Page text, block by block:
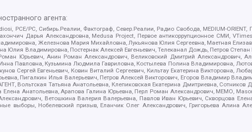
агента:
PCE/PC, Сибирь.Реалии, Фактограф, Север.Реалии, Радио Свобода, MEDIUM-ORIENT,
Дарья Александровна, Medusa Project, Первое антикоррупционное СМИ,
Железнова Мария Михайловна, Лукьянова Юлия Сергеевна, Маетная
Владимировна, Постернак Алексей Евгеньевич, Телеканал Дождь, Петров
Юрьевич, Анин Роман Александрович, Великовский Дмитрий Александрович,
Павловна, Кузьмина Людмила Гавриловна, Костылева Полина Владимировна,
Сергей Евгеньевич, Ковин Виталий Сергеевич, Кильтау Екатерина Викторовна,
Пигалкин Илья Валерьевич, Петров Алексей Викторович, Егоров Владимир
Вольтская Татьяна Анатольевна, Клепиковская Екатерина Дмитриевна, Сотников
Анатольевна, Арапова Галина Юрьевна, Перл Роман Александрович, МЕМО,
Ветошкина Валерия Валерьевна, Павлов Иван Юрьевич, Скворцова
выборы, Нобелевский призыв, Еланчик Олег Александрович, Григорьева Алина